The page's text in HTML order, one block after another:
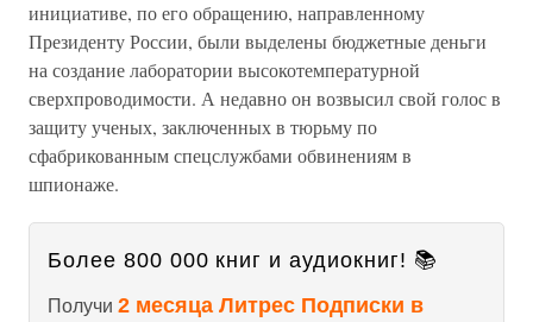
инициативе, по его обращению, направленному
Президенту России, были выделены бюджетные деньги
на создание лаборатории высокотемпературной
сверхпроводимости. А недавно он возвысил свой голос в
защиту ученых, заключенных в тюрьму по
сфабрикованным спецслужбами обвинениям в
шпионаже.
Более 800 000 книг и аудиокниг! 📚
Получи 2 месяца Литрес Подписки в